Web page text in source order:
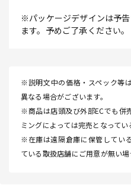
※パッケージデザインは予
ます。予めご了承ください。
※説明文中の価格・スペック等
異なる場合がございます。
※商品は店頭及び外部ECでも併
ミングによっては完売となってい
※在庫は遠隔倉庫に保管してい
ている取扱店舗にご用意が無い場